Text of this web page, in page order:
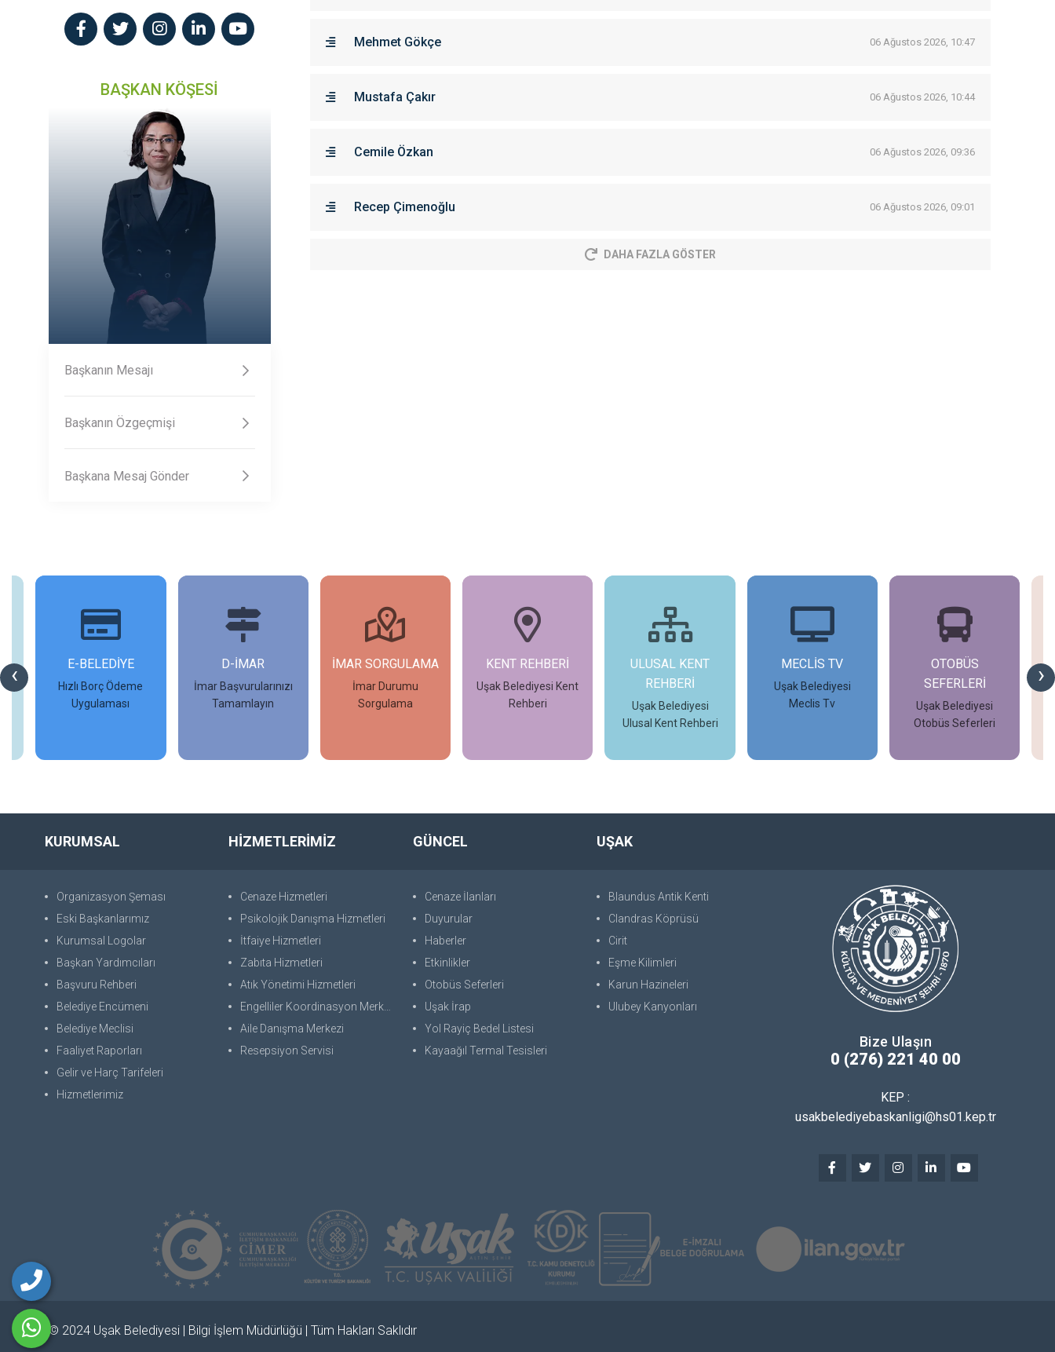
BAŞKAN KÖŞESİ
Başkanın Mesajı
Başkanın Özgeçmişi
Başkana Mesaj Gönder
Mehmet Gökçe 06 Ağustos 2026, 10:47
Mustafa Çakır 06 Ağustos 2026, 10:44
Cemile Özkan 06 Ağustos 2026, 09:36
Recep Çimenoğlu 06 Ağustos 2026, 09:01
DAHA FAZLA GÖSTER
‹ ›
E-BELEDİYE
Hızlı Borç Ödeme
Uygulaması
D-İMAR
İmar Başvurularınızı
Tamamlayın
İMAR SORGULAMA
İmar Durumu
Sorgulama
KENT REHBERİ
Uşak Belediyesi Kent
Rehberi
ULUSAL KENT
REHBERİ
Uşak Belediyesi
Ulusal Kent Rehberi
MECLİS TV
Uşak Belediyesi
Meclis Tv
OTOBÜS
SEFERLERİ
Uşak Belediyesi
Otobüs Seferleri
KURUMSAL
Organizasyon Şeması
Eski Başkanlarımız
Kurumsal Logolar
Başkan Yardımcıları
Başvuru Rehberi
Belediye Encümeni
Belediye Meclisi
Faaliyet Raporları
Gelir ve Harç Tarifeleri
Hizmetlerimiz
HİZMETLERİMİZ
Cenaze Hizmetleri
Psikolojik Danışma Hizmetleri
İtfaiye Hizmetleri
Zabıta Hizmetleri
Atık Yönetimi Hizmetleri
Engelliler Koordinasyon Merkezi
Aile Danışma Merkezi
Resepsiyon Servisi
GÜNCEL
Cenaze İlanları
Duyurular
Haberler
Etkinlikler
Otobüs Seferleri
Uşak İrap
Yol Rayiç Bedel Listesi
Kayaağıl Termal Tesisleri
UŞAK
Blaundus Antik Kenti
Clandras Köprüsü
Cirit
Eşme Kilimleri
Karun Hazineleri
Ulubey Kanyonları
Bize Ulaşın
0 (276) 221 40 00
KEP :
usakbelediyebaskanligi@hs01.kep.tr
© 2024 Uşak Belediyesi | Bilgi İşlem Müdürlüğü | Tüm Hakları Saklıdır